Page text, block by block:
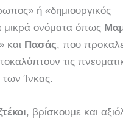
ή «δημιουργικός
ονόματα όπως
και Πασάς, που
τις
των Ίνκας.
, βρίσκουμε και